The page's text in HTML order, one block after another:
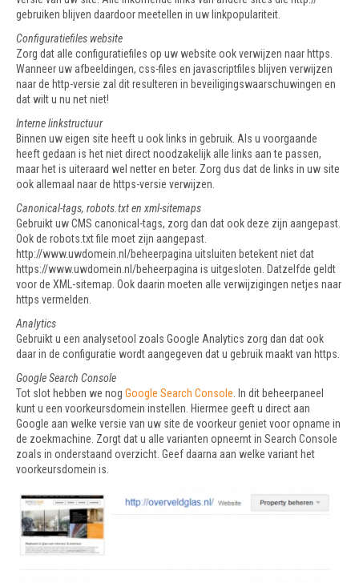
gebruiken blijven daardoor meetellen in uw linkpopulariteit.
Configuratiefiles website
Zorg dat alle configuratiefiles op uw website ook verwijzen naar https.
Wanneer uw afbeeldingen, css-files en javascriptfiles blijven verwijzen
naar de http-versie zal dit resulteren in beveiligingswaarschuwingen en
dat wilt u nu net niet!
Interne linkstructuur
Binnen uw eigen site heeft u ook links in gebruik. Als u voorgaande
heeft gedaan is het niet direct noodzakelijk alle links aan te passen,
maar het is uiteraard wel netter en beter. Zorg dus dat de links in uw site
ook allemaal naar de https-versie verwijzen.
Canonical-tags, robots.txt en xml-sitemaps
Gebruikt uw CMS canonical-tags, zorg dan dat ook deze zijn aangepast.
Ook de robots.txt file moet zijn aangepast.
http://www.uwdomein.nl/beheerpagina uitsluiten betekent niet dat
https://www.uwdomein.nl/beheerpagina is uitgesloten. Datzelfde geldt
voor de XML-sitemap. Ook daarin moeten alle verwijzigingen netjes naar
https vermelden.
Analytics
Gebruikt u een analysetool zoals Google Analytics zorg dan dat ook
daar in de configuratie wordt aangegeven dat u gebruik maakt van https.
Google Search Console
Tot slot hebben we nog Google Search Console . In dit beheerpaneel
kunt u een voorkeursdomein instellen. Hiermee geeft u direct aan
Google aan welke versie van uw site de voorkeur geniet voor opname in
de zoekmachine. Zorgt dat u alle varianten opneemt in Search Console
zoals in onderstaand overzicht. Geef daarna aan welke variant het
voorkeursdomein is.